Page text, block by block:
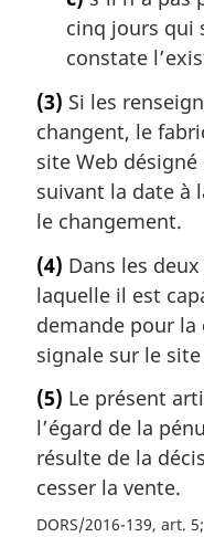
cinq jours qui
constate
(3) Si les
changent, le
site Web
suivant la date à
le changement.
(4) Dans les
laquelle il est
demande pour
signale sur le
(5) Le présent
l’égard de la
résulte de la
cesser la vente.
DORS/2016-139, art. 5